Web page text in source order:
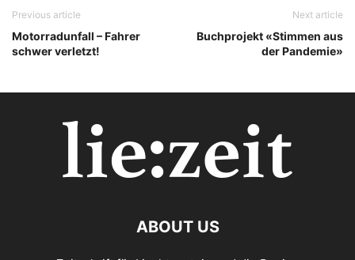
Previous article
Motorradunfall – Fahrer
schwer verletzt!
Next article
Buchprojekt «Stimmen aus
der Pandemie»
ABOUT US